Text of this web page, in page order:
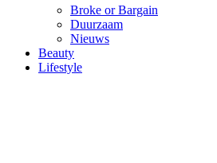
Broke or Bargain
Duurzaam
Nieuws
Beauty
Lifestyle